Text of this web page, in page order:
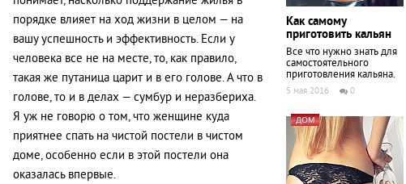
Как самому
приготовить кальян
Все что нужно знать для
самостоятельного
приготовления кальяна.
5 мая 2016 0
ДОМ
порядке влияет на ход жизни в целом — на
вашу успешность и эффективность. Если у
человека все не на месте, то, как правило,
такая же путаница царит и в его голове. А что в
голове, то и в делах — сумбур и неразбериха.
Я уж не говорю о том, что женщине куда
приятнее спать на чистой постели в чистом
доме, особенно если в этой постели она
оказалась впервые.